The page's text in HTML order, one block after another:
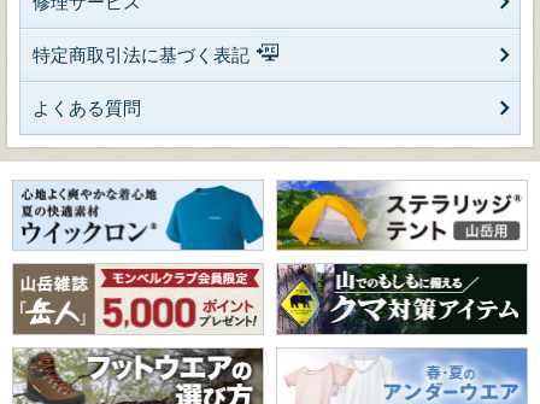
特定商取引法に基づく表記
よくある質問